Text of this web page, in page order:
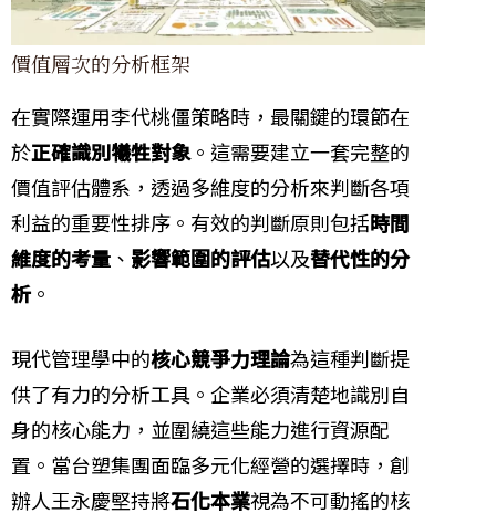
價值層次的分析框架
在實際運用李代桃僵策略時，最關鍵的環節在
於正確識別犧牲對象。這需要建立一套完整的
價值評估體系，透過多維度的分析來判斷各項
利益的重要性排序。有效的判斷原則包括時間
維度的考量 、 影響範圍的評估以及替代性的分
析。
現代管理學中的核心競爭力理論為這種判斷提
供了有力的分析工具。企業必須清楚地識別自
身的核心能力，並圍繞這些能力進行資源配
置。當台塑集團面臨多元化經營的選擇時，創
辦人王永慶堅持將石化本業視為不可動搖的核